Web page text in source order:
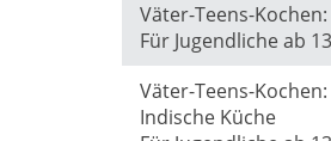
Väter-Teens-
Für Jugendliche ab
Väter-Teens-
Indische Küche